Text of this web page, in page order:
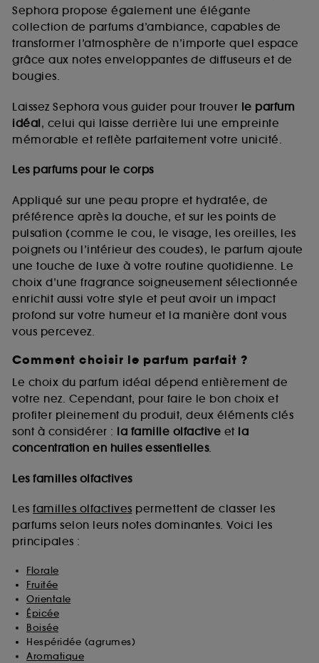
Sephora propose également une élégante
collection de parfums d’ambiance, capables de
transformer l’atmosphère de n’importe quel espace
grâce aux notes enveloppantes de diffuseurs et de
bougies.
Laissez Sephora vous guider pour trouver le parfum
idéal, celui qui laisse derrière lui une empreinte
mémorable et reflète parfaitement votre unicité.
Les parfums pour le corps
Appliqué sur une peau propre et hydratée, de
préférence après la douche, et sur les points de
pulsation (comme le cou, le visage, les oreilles, les
poignets ou l’intérieur des coudes), le parfum ajoute
une touche de luxe à votre routine quotidienne. Le
choix d’une fragrance soigneusement sélectionnée
enrichit aussi votre style et peut avoir un impact
profond sur votre humeur et la manière dont vous
vous percevez.
Comment choisir le parfum parfait ?
Le choix du parfum idéal dépend entièrement de
votre nez. Cependant, pour faire le bon choix et
profiter pleinement du produit, deux éléments clés
sont à considérer : la famille olfactive et la
concentration en huiles essentielles.
Les familles olfactives
Les familles olfactives permettent de classer les
parfums selon leurs notes dominantes. Voici les
principales :
Florale
Fruitée
Orientale
Épicée
Boisée
Hespéridée (agrumes)
Aromatique
de vous plaire via des publicités, y compris sur des
sites tiers et sur les réseaux sociaux, sur la base
des pages que vous avez consultées, de votre
navigation, et de l'historique de vos interactions.
d’en améliorer la performance.
Cookies de sécurisation des paiements en ligne :
fraudes aux moyens de paiement et les
usurpations d’identité.
Cookies fonctionnels :il s’agit de cookies
permettant l’affichage et/ou la fourniture de
certaines fonctionnalités du site, tel que les
cookies d’authentification qui sont utilisés afin de
vous faire bénéficier de l’authentification
prolongée vous permettant d’accéder à votre
compte lors de votre prochaine visite sur le site
sans saisir à nouveau votre identifiant et mot de
passe.
A l'exception des cookies techniques, le dépôt et la
lecture de ces traceurs requiert votre accord. Vous
pouvez personnaliser vos choix concernant le dépôt
de ces cookies grâce au bouton "personnaliser mes
choix" ci-dessous ou décider de "tout accepter".
Sephora pourra associer les informations de
navigation collectées par ces Cookies, pour les
collectées ou générées lors de votre activité en ligne
sur "continuer sans accepter". Voous pouvez à tout
moment choisir de retirer votrte consentement. Si vous
souhaitez obtenir plus d'information sur les cookies
utilisés, cliquez